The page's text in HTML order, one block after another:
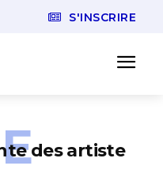
S'INSCRIRE
des artiste